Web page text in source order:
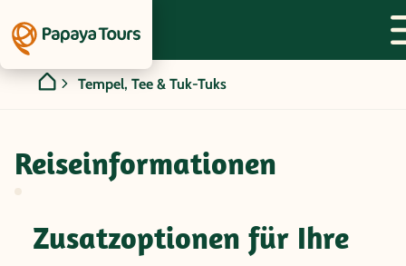
Tempel, Tee & Tuk-Tuks
Reiseinformationen
Zusatzoptionen für Ihre